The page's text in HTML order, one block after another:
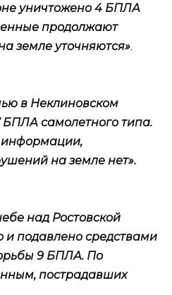
уничтожено 4 БПЛА
продолжают
земле уточняются».
в Неклиновском
самолетного типа.
информации,
на земле нет».
над Ростовской
и подавлено средствами
9 БПЛА. По
пострадавших